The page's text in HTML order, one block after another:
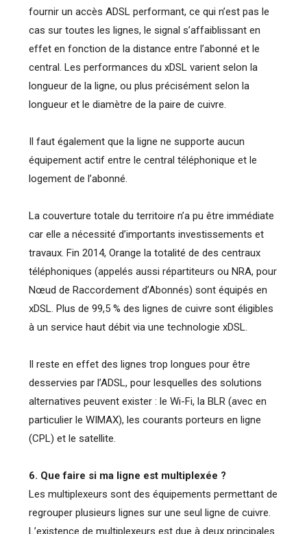
fournir un accès ADSL performant, ce qui n’est pas le
cas sur toutes les lignes, le signal s’affaiblissant en
effet en fonction de la distance entre l’abonné et le
central. Les performances du xDSL varient selon la
longueur de la ligne, ou plus précisément selon la
longueur et le diamètre de la paire de cuivre.
Il faut également que la ligne ne supporte aucun
équipement actif entre le central téléphonique et le
logement de l’abonné.
La couverture totale du territoire n’a pu être immédiate
car elle a nécessité d’importants investissements et
travaux. Fin 2014, Orange la totalité de des centraux
téléphoniques (appelés aussi répartiteurs ou NRA, pour
Nœud de Raccordement d’Abonnés) sont équipés en
xDSL. Plus de 99,5 % des lignes de cuivre sont éligibles
à un service haut débit via une technologie xDSL.
Il reste en effet des lignes trop longues pour être
desservies par l’ADSL, pour lesquelles des solutions
alternatives peuvent exister : le Wi-Fi, la BLR (avec en
particulier le WIMAX), les courants porteurs en ligne
(CPL) et le satellite.
6. Que faire si ma ligne est multiplexée ?
Les multiplexeurs sont des équipements permettant de
regrouper plusieurs lignes sur une seul ligne de cuivre.
L’existence de multiplexeurs est due à deux principales